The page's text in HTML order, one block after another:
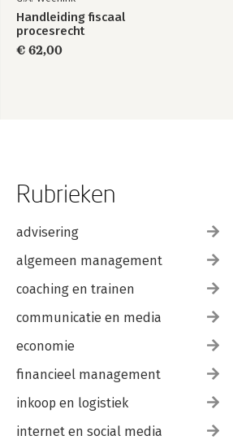
Handleiding fiscaal
procesrecht
€ 62,00
Rubrieken
advisering
algemeen management
coaching en trainen
communicatie en media
economie
financieel management
inkoop en logistiek
internet en social media